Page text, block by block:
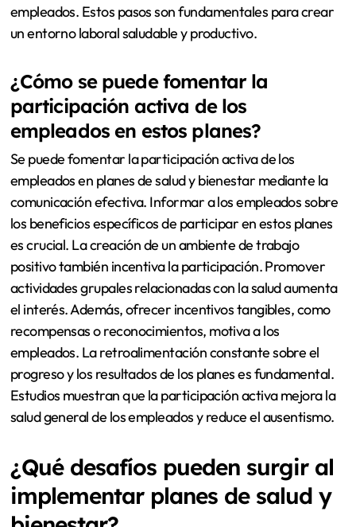
empleados. Estos pasos son fundamentales para crear
un entorno laboral saludable y productivo.
¿Cómo se puede fomentar la
participación activa de los
empleados en estos planes?
Se puede fomentar la participación activa de los
empleados en planes de salud y bienestar mediante la
comunicación efectiva. Informar a los empleados sobre
los beneficios específicos de participar en estos planes
es crucial. La creación de un ambiente de trabajo
positivo también incentiva la participación. Promover
actividades grupales relacionadas con la salud aumenta
el interés. Además, ofrecer incentivos tangibles, como
recompensas o reconocimientos, motiva a los
empleados. La retroalimentación constante sobre el
progreso y los resultados de los planes es fundamental.
Estudios muestran que la participación activa mejora la
salud general de los empleados y reduce el ausentismo.
¿Qué desafíos pueden surgir al
implementar planes de salud y